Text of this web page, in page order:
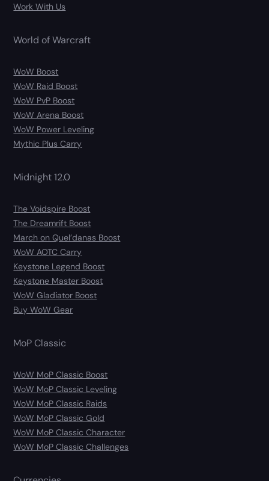
Work With Us
World of Warcraft
WoW Boost
WoW Raid Boost
WoW PvP Boost
WoW Arena Boost
WoW Power Leveling
Mythic Plus Carry
Midnight 12.0
The Voidspire Boost
The Dreamrift Boost
March on Quel’danas Boost
WoW AOTC Carry
Keystone Legend Boost
Keystone Master Boost
WoW Gladiator Boost
Buy WoW Gear
MoP Classic
WoW MoP Classic Boost
WoW MoP Classic Leveling
WoW MoP Classic Raids
WoW MoP Classic Gold
WoW MoP Classic Character
WoW MoP Classic Challenges